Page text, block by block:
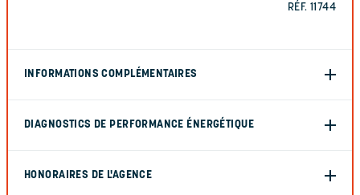
RÉF. 11744
INFORMATIONS COMPLÉMENTAIRES
DIAGNOSTICS DE PERFORMANCE ÉNERGÉTIQUE
HONORAIRES DE L'AGENCE